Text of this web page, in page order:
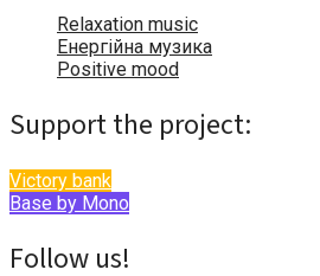
Relaxation music
Енергійна музика
Positive mood
Support the project:
Victory bank
Base by Mono
Follow us!